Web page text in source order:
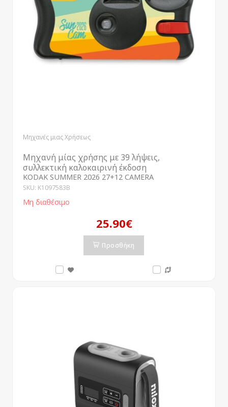
Μηχανές μιας Χρήσεως
Μηχανή μίας χρήσης με 39 λήψεις,
συλλεκτική καλοκαιρινή έκδοση
KODAK SUMMER 2026 27+12 CAMERA
SKU: K1097583B
Μη διαθέσιμο
25.90€
Προσθήκη